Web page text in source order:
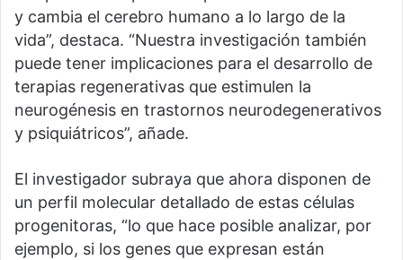
y cambia el cerebro humano a lo largo de la
vida”, destaca. “Nuestra investigación también
puede tener implicaciones para el desarrollo de
terapias regenerativas que estimulen la
neurogénesis en trastornos neurodegenerativos
y psiquiátricos”, añade.
El investigador subraya que ahora disponen de
un perfil molecular detallado de estas células
progenitoras, “lo que hace posible analizar, por
ejemplo, si los genes que expresan están